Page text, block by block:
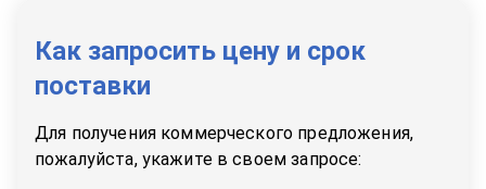
Как запросить цену и срок
поставки
Для получения коммерческого предложения,
пожалуйста, укажите в своем запросе: